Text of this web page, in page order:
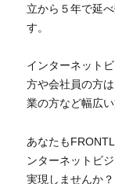
立から５年で延
す。
インターネット
方や会社員の方
業の方など幅広
あなたも
ンターネットビ
実現しませんか？